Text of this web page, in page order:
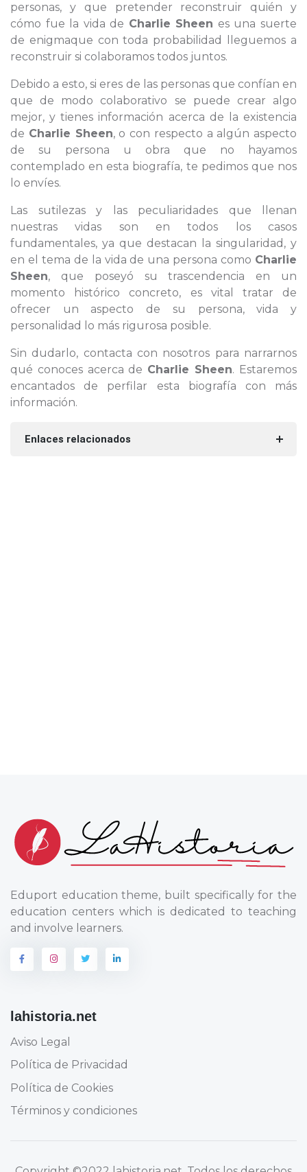
personas, y que pretender reconstruir quién y
cómo fue la vida de Charlie Sheen es una suerte
de enigmaque con toda probabilidad lleguemos a
reconstruir si colaboramos todos juntos.
Debido a esto, si eres de las personas que confían en
que de modo colaborativo se puede crear algo
mejor, y tienes información acerca de la existencia
de Charlie Sheen, o con respecto a algún aspecto
de su persona u obra que no hayamos
contemplado en esta biografía, te pedimos que nos
lo envíes.
Las sutilezas y las peculiaridades que llenan
nuestras vidas son en todos los casos
fundamentales, ya que destacan la singularidad, y
en el tema de la vida de una persona como Charlie
Sheen, que poseyó su trascendencia en un
momento histórico concreto, es vital tratar de
ofrecer un aspecto de su persona, vida y
personalidad lo más rigurosa posible.
Sin dudarlo, contacta con nosotros para narrarnos
qué conoces acerca de Charlie Sheen. Estaremos
encantados de perfilar esta biografía con más
información.
Enlaces relacionados
Eduport education theme, built specifically for the
education centers which is dedicated to teaching
and involve learners.
lahistoria.net
Aviso Legal
Política de Privacidad
Política de Cookies
Términos y condiciones